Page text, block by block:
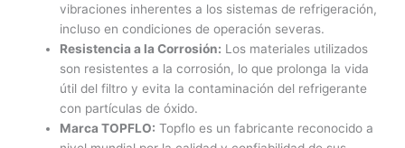
vibraciones inherentes a los sistemas de refrigeración,
incluso en condiciones de operación severas.
Resistencia a la Corrosión: Los materiales utilizados
son resistentes a la corrosión, lo que prolonga la vida
útil del filtro y evita la contaminación del refrigerante
con partículas de óxido.
Marca TOPFLO: Topflo es un fabricante reconocido a